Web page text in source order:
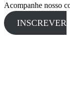
Acompanhe nosso
INSCREVER